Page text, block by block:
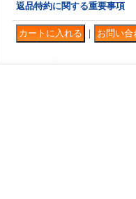
返品特約に関する重要事項
｜